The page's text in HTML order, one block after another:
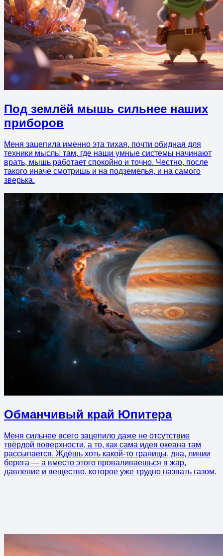
Под землёй мышь сильнее наших
приборов
Меня зацепила именно эта тихая, почти обидная для
техники мысль: там, где наши умные системы начинают
врать, мышь работает спокойно и точно. Честно, после
такого иначе смотришь и на подземелья, и на самого
зверька.
Обманчивый край Юпитера
Меня сильнее всего зацепило даже не отсутствие
твёрдой поверхности, а то, как сама идея океана там
рассыпается. Ждёшь хоть какой-то границы, дна, линии
берега — а вместо этого проваливаешься в жар,
давление и вещество, которое уже трудно назвать газом.